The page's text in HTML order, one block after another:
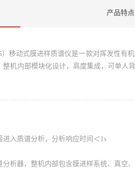
产品特点
移动式膜进样质谱仪是一款对挥发性有
机内部模块化设计，高度集成，可单人
入质谱分析，分析响应时间＜1s
分析器，整机内部包含膜进样系统、真空